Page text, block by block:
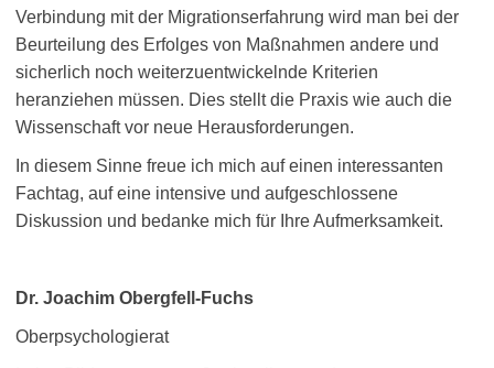
Verbindung mit der Migrationserfahrung wird man bei der
Beurteilung des Erfolges von Maßnahmen andere und
sicherlich noch weiterzuentwickelnde Kriterien
heranziehen müssen. Dies stellt die Praxis wie auch die
Wissenschaft vor neue Herausforderungen.
In diesem Sinne freue ich mich auf einen interessanten
Fachtag, auf eine intensive und aufgeschlossene
Diskussion und bedanke mich für Ihre Aufmerksamkeit.
Dr. Joachim Obergfell-Fuchs
Oberpsychologierat